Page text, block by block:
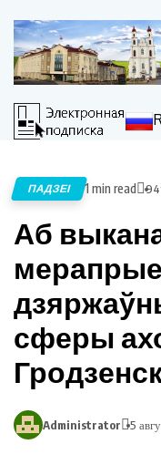
ПАДЗЕІ 1 min read
Аб
сферы
Administrator 5